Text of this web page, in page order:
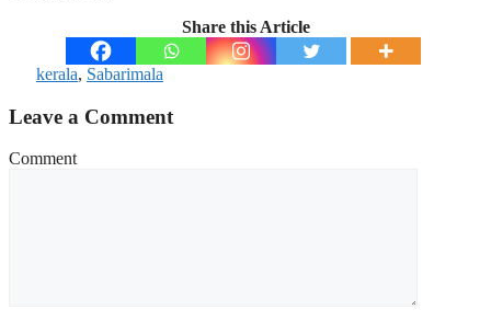
Share this Article
kerala, Sabarimala
Leave a Comment
Comment